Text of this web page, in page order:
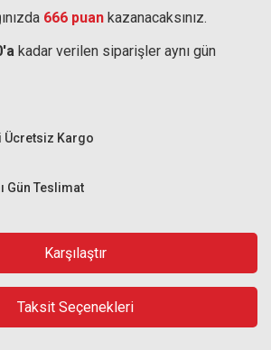
666 puan kazanacaksınız.
kadar verilen siparişler aynı gün
Gün Teslimat
Ücretsiz Kargo
Karşılaştır
Taksit Seçenekleri